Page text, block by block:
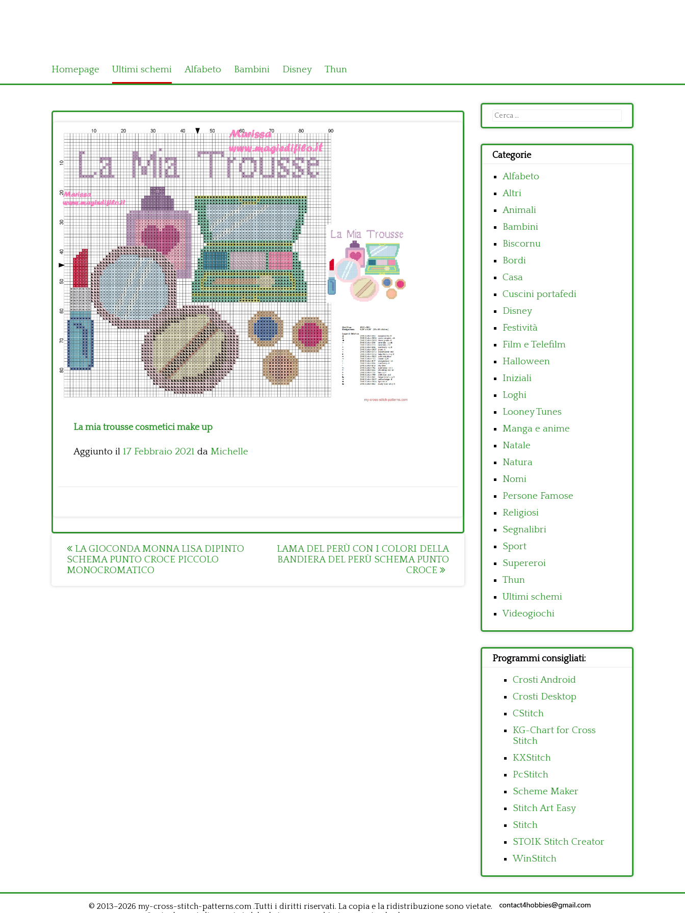
Homepage Ultimi schemi Alfabeto Bambini Disney Thun
La mia trousse cosmetici make up
Aggiunto il 17 Febbraio 2021 da Michelle
Post
navigation
LA GIOCONDA MONNA LISA DIPINTO
SCHEMA PUNTO CROCE PICCOLO
MONOCROMATICO
LAMA DEL PERÙ CON I COLORI DELLA
BANDIERA DEL PERÙ SCHEMA PUNTO
CROCE
Ricerca
per:
Categorie
Alfabeto
Altri
Animali
Bambini
Biscornu
Bordi
Casa
Cuscini portafedi
Disney
Festività
Film e Telefilm
Halloween
Iniziali
Loghi
Looney Tunes
Manga e anime
Natale
Natura
Nomi
Persone Famose
Religiosi
Segnalibri
Sport
Supereroi
Thun
Ultimi schemi
Videogiochi
Programmi consigliati:
Crosti Android
Crosti Desktop
CStitch
KG-Chart for Cross
Stitch
KXStitch
PcStitch
Scheme Maker
Stitch Art Easy
Stitch
STOIK Stitch Creator
WinStitch
© 2013–2026 my-cross-stitch-patterns.com .Tutti i diritti riservati. La copia e la ridistribuzione sono vietate.